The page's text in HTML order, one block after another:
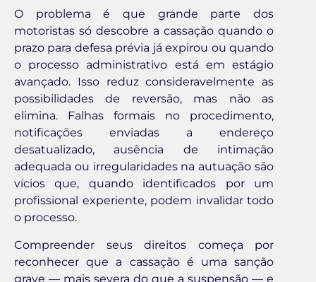
O problema é que grande parte dos
motoristas só descobre a cassação quando o
prazo para defesa prévia já expirou ou quando
o processo administrativo está em estágio
avançado. Isso reduz consideravelmente as
possibilidades de reversão, mas não as
elimina. Falhas formais no procedimento,
notificações enviadas a endereço
desatualizado, ausência de intimação
adequada ou irregularidades na autuação são
vícios que, quando identificados por um
profissional experiente, podem invalidar todo
o processo.
Compreender seus direitos começa por
reconhecer que a cassação é uma sanção
grave — mais severa do que a suspensão — e